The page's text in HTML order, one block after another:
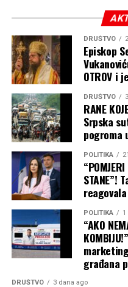
Podsjećamo, Elek je 12.
direktora „Sarajevo-gasa“
Upravnog odbora po
Dodika glasali za njegovu
Mediji bliski vlasti tada su
SNSD-a i da će biti
Nadzornog odbora OC
Nijedna od tih smjena još
prije desetak dana objavio
Osnovnim sudom u
njegovoj smjeni sa mjesta
Sarajevo-gasa. Sud mu je
privremenu mjeru kojom
odluke Upravnog odbora
DRUŠTVO
Episkop
OTROV i
DRUŠTVO
RANE
Srpska
pogroma
POLITIKA
STANE”!
POLITIKA 1
“AKO
građana
DRUŠTVO 3 dana ago